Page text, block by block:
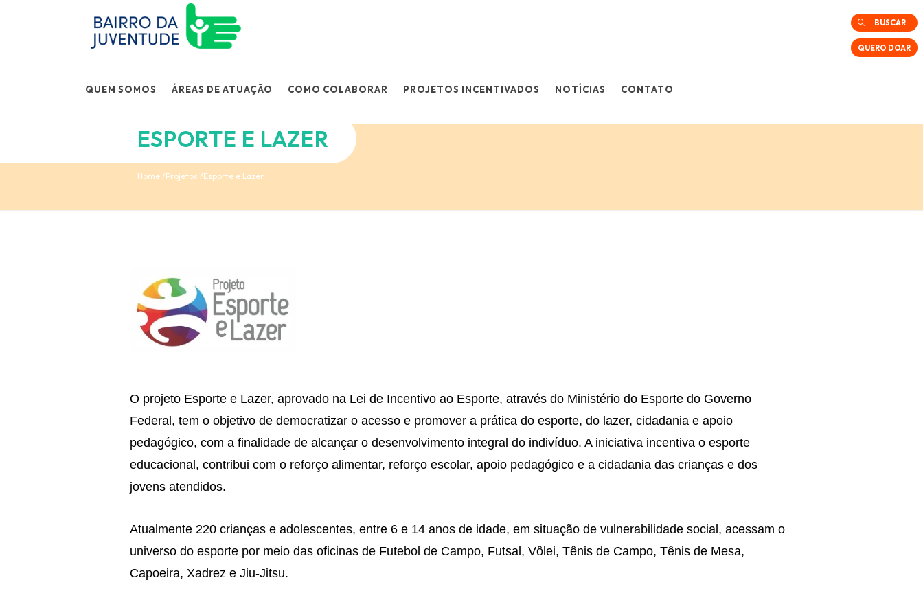
QUEM SOMOS ÁREAS DE ATUAÇÃO COMO COLABORAR PROJETOS INCENTIVADOS NOTÍCIAS CONTATO
BUSCAR
QUERO DOAR
ESPORTE E LAZER
Home Projetos Esporte e Lazer
O projeto Esporte e Lazer, aprovado na Lei de Incentivo ao Esporte, através do Ministério do Esporte do Governo
Federal, tem o objetivo de democratizar o acesso e promover a prática do esporte, do lazer, cidadania e apoio
pedagógico, com a finalidade de alcançar o desenvolvimento integral do indivíduo. A iniciativa incentiva o esporte
educacional, contribui com o reforço alimentar, reforço escolar, apoio pedagógico e a cidadania das crianças e dos
jovens atendidos.
Atualmente 220 crianças e adolescentes, entre 6 e 14 anos de idade, em situação de vulnerabilidade social, acessam o
universo do esporte por meio das oficinas de Futebol de Campo, Futsal, Vôlei, Tênis de Campo, Tênis de Mesa,
Capoeira, Xadrez e Jiu-Jitsu.